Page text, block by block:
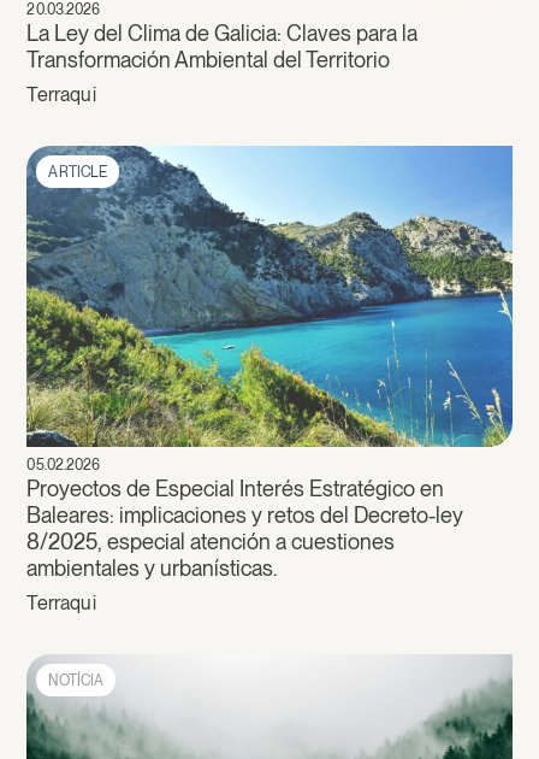
20.03.2026
La Ley del Clima de Galicia: Claves para la
Transformación Ambiental del Territorio
Terraqui
ARTICLE
05.02.2026
Proyectos de Especial Interés Estratégico en
Baleares: implicaciones y retos del Decreto-ley
8/2025, especial atención a cuestiones
ambientales y urbanísticas.
Terraqui
NOTÍCIA